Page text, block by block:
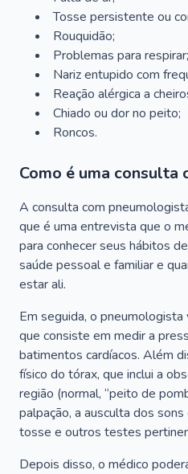
Tosse persistente ou
Rouquidão;
Problemas para respirar;
Nariz entupido com
Reação alérgica a
Chiado ou dor no peito;
Roncos.
Como é uma consulta
A consulta com
que é uma entrevista que o
para conhecer seus hábitos
saúde pessoal e familiar e
estar ali.
Em seguida, o pneumologista
que consiste em medir a
batimentos cardíacos. Além
físico do tórax, que inclui a
região (normal, “peito de
palpação, a ausculta dos
tosse e outros testes
Depois disso, o médico